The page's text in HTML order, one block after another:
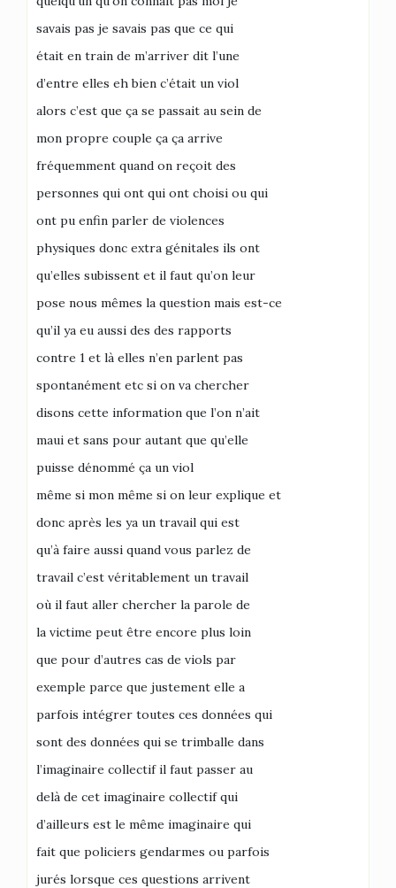
savais pas je savais pas que ce qui
était en train de m’arriver dit l’une
d’entre elles eh bien c’était un viol
alors c’est que ça se passait au sein de
mon propre couple ça ça arrive
fréquemment quand on reçoit des
personnes qui ont qui ont choisi ou qui
ont pu enfin parler de violences
physiques donc extra génitales ils ont
qu’elles subissent et il faut qu’on leur
pose nous mêmes la question mais est-ce
qu’il ya eu aussi des des rapports
contre 1 et là elles n’en parlent pas
spontanément etc si on va chercher
disons cette information que l’on n’ait
maui et sans pour autant que qu’elle
puisse dénommé ça un viol
même si mon même si on leur explique et
donc après les ya un travail qui est
qu’à faire aussi quand vous parlez de
travail c’est véritablement un travail
où il faut aller chercher la parole de
la victime peut être encore plus loin
que pour d’autres cas de viols par
exemple parce que justement elle a
parfois intégrer toutes ces données qui
sont des données qui se trimballe dans
l’imaginaire collectif il faut passer au
delà de cet imaginaire collectif qui
d’ailleurs est le même imaginaire qui
fait que policiers gendarmes ou parfois
jurés lorsque ces questions arrivent